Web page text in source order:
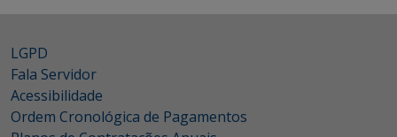
LGPD
Fala Servidor
Acessibilidade
Ordem Cronológica de Pagamentos